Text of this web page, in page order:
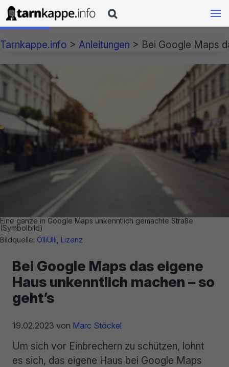

Tarnkappe.info > Anleitungen > Bei Google Maps
Eine ganze in Google Maps unkenntlich gemachte Straße
(Symbolbild)
Bildquelle: OlliUlli Lizenz
Bei Google Maps das eigene
Haus unkenntlich machen – so
geht’s
19.02.2023 von Marc Stöckel
Um sich vor Einbrechern zu schützen, lohnt
es sich, das eigene Haus bei Google Maps